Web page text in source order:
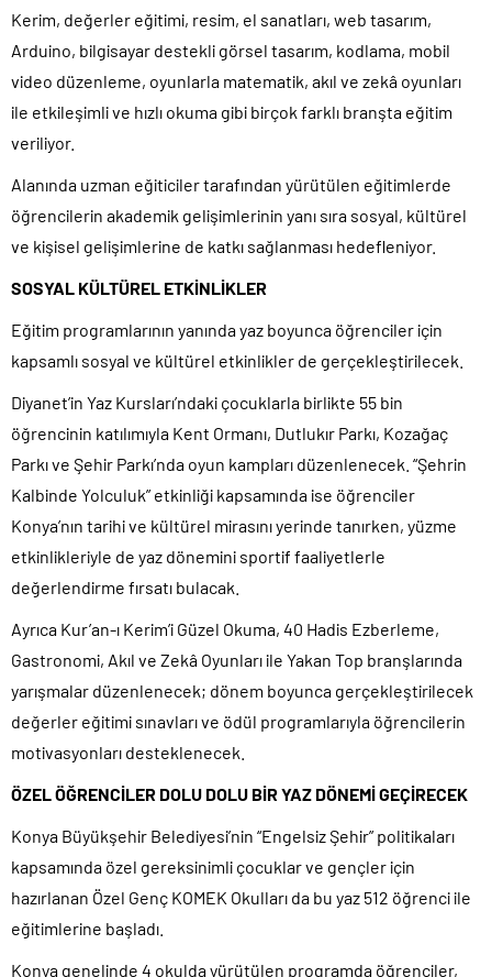
Kerim, değerler eğitimi, resim, el sanatları, web tasarım,
Arduino, bilgisayar destekli görsel tasarım, kodlama, mobil
video düzenleme, oyunlarla matematik, akıl ve zekâ oyunları
ile etkileşimli ve hızlı okuma gibi birçok farklı branşta eğitim
veriliyor.
Alanında uzman eğiticiler tarafından yürütülen eğitimlerde
öğrencilerin akademik gelişimlerinin yanı sıra sosyal, kültürel
ve kişisel gelişimlerine de katkı sağlanması hedefleniyor.
SOSYAL KÜLTÜREL ETKİNLİKLER
Eğitim programlarının yanında yaz boyunca öğrenciler için
kapsamlı sosyal ve kültürel etkinlikler de gerçekleştirilecek.
Diyanet’in Yaz Kursları’ndaki çocuklarla birlikte 55 bin
öğrencinin katılımıyla Kent Ormanı, Dutlukır Parkı, Kozağaç
Parkı ve Şehir Parkı’nda oyun kampları düzenlenecek. “Şehrin
Kalbinde Yolculuk” etkinliği kapsamında ise öğrenciler
Konya’nın tarihi ve kültürel mirasını yerinde tanırken, yüzme
etkinlikleriyle de yaz dönemini sportif faaliyetlerle
değerlendirme fırsatı bulacak.
Ayrıca Kur’an-ı Kerim’i Güzel Okuma, 40 Hadis Ezberleme,
Gastronomi, Akıl ve Zekâ Oyunları ile Yakan Top branşlarında
yarışmalar düzenlenecek; dönem boyunca gerçekleştirilecek
değerler eğitimi sınavları ve ödül programlarıyla öğrencilerin
motivasyonları desteklenecek.
ÖZEL ÖĞRENCİLER DOLU DOLU BİR YAZ DÖNEMİ GEÇİRECEK
Konya Büyükşehir Belediyesi’nin “Engelsiz Şehir” politikaları
kapsamında özel gereksinimli çocuklar ve gençler için
hazırlanan Özel Genç KOMEK Okulları da bu yaz 512 öğrenci ile
eğitimlerine başladı.
Konya genelinde 4 okulda yürütülen programda öğrenciler,